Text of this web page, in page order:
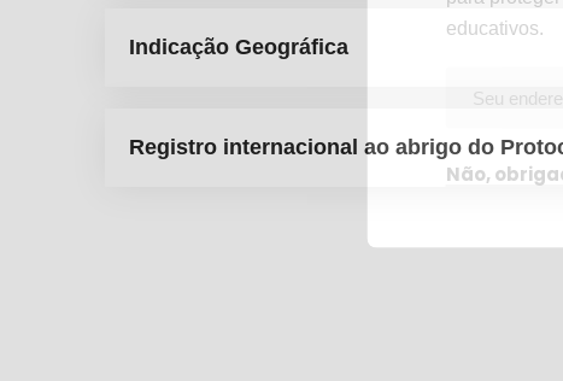
Indicação Geográfica
Registro internacional ao abrigo do
educativos.
Não,